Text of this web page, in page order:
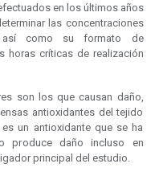
en los últimos años
las concentraciones
así como su formato de
horas críticas de realización
son los que causan daño,
antioxidantes del tejido
un antioxidante que se ha
produce daño incluso en
principal del estudio.